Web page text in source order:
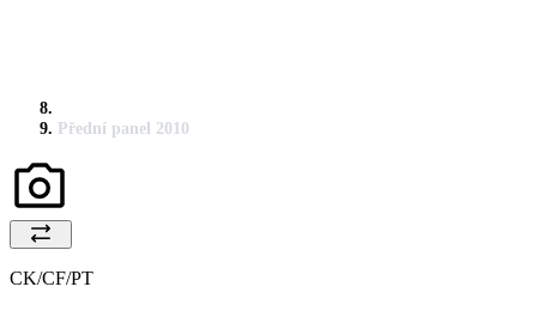
Přední panel 2010
CK/CF/PT